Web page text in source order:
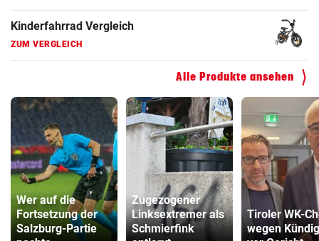
Kinderfahrrad Vergleich
ZUM VERGLEICH
Alle Produkte ansehen
Wer auf die
Fortsetzung der
Salzburg-Partie
Zugezogener
Linksextremer als
Schmierfink
Tiroler WK-
wegen